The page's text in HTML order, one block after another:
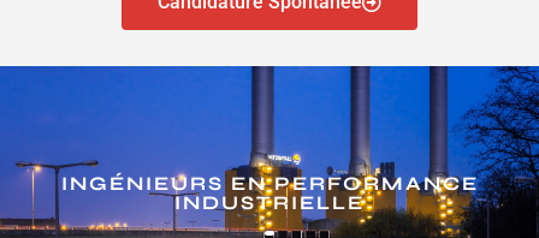
INGÉNIEURS EN PERFORMANCE
INDUSTRIELLE